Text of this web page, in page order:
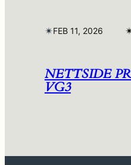
✴︎FEB 11, 2026
NETTSIDE
VG3